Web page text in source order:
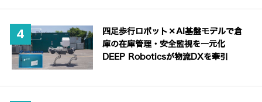
四足歩行ロボット×AI基盤モデルで倉
庫の在庫管理・安全監視を一元化
DEEP Roboticsが物流DXを牽引